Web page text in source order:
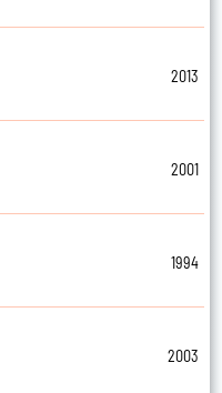
2013
2001
1994
2003